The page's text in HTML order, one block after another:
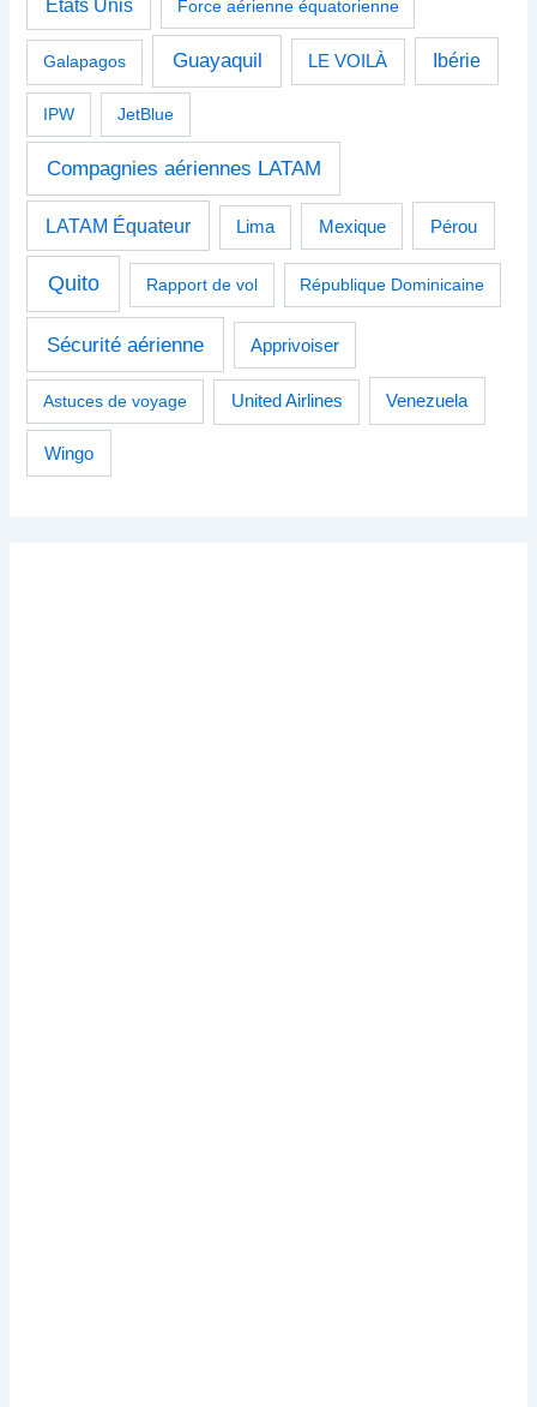
États Unis Force aérienne équatorienne
Galapagos Guayaquil LE VOILÀ Ibérie
IPW JetBlue
Compagnies aériennes LATAM
LATAM Équateur Lima Mexique Pérou
Quito Rapport de vol République Dominicaine
Sécurité aérienne Apprivoiser
Astuces de voyage United Airlines Venezuela
Wingo